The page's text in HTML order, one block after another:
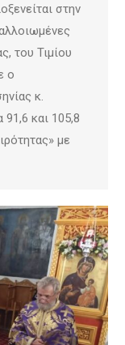
στην
του Τιμίου
ο
κ.
και 105,8
με